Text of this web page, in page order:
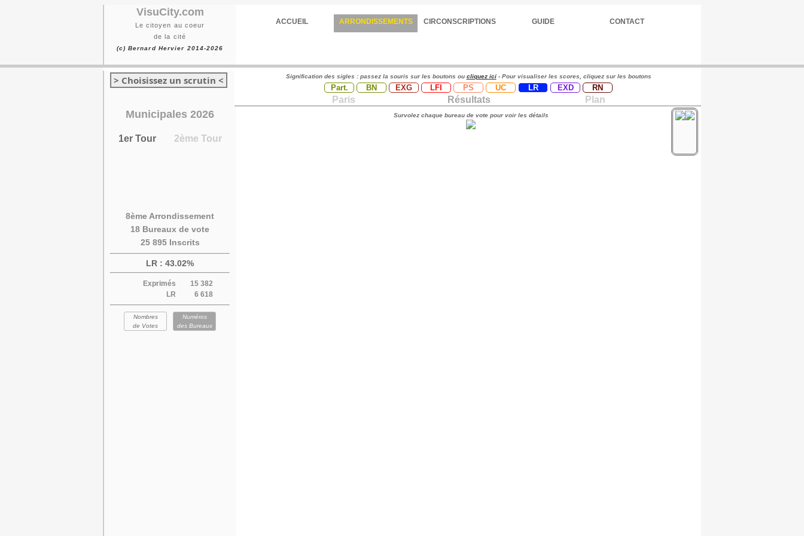
VisuCity.com
Le citoyen au coeur
de la cité
(c) Bernard Hervier 2014-2026
ACCUEIL ARRONDISSEMENTS CIRCONSCRIPTIONS GUIDE CONTACT
> Choisissez un scrutin <
Municipales 2026
1er Tour 2ème Tour
8ème Arrondissement
18 Bureaux de vote
25 895 Inscrits
LR : 43.02%
Exprimés
15 382
LR
6 618
Nombres
de Votes
Numéros
des Bureaux
Signification des sigles : passez la souris sur les boutons ou cliquez ici- Pour visualiser les scores, cliquez sur les boutons
Part. BN EXG LFI PS UC LR EXD RN
Paris Résultats Plan
Survolez chaque bureau de vote pour voir les détails